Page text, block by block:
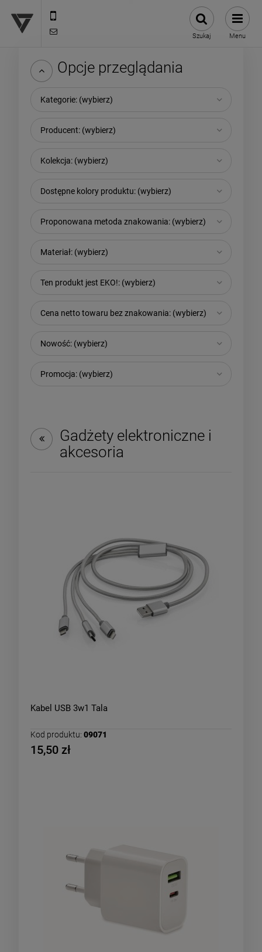
Szukaj Menu
Opcje przeglądania
Kategorie: (wybierz)
Producent: (wybierz)
Kolekcja: (wybierz)
Dostępne kolory produktu: (wybierz)
Proponowana metoda znakowania: (wybierz)
Materiał: (wybierz)
Ten produkt jest EKO!: (wybierz)
Cena netto towaru bez znakowania: (wybierz)
Nowość: (wybierz)
Promocja: (wybierz)
Gadżety elektroniczne i
akcesoria
Kabel USB 3w1 Tala
Kod produktu: 09071
15,50 zł